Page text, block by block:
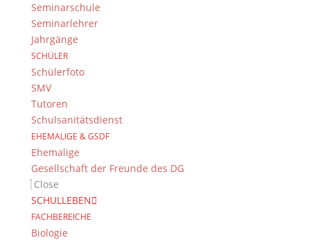
Seminarschule
Seminarlehrer
Jahrgänge
SCHÜLER
Schülerfoto
SMV
Tutoren
Schulsanitätsdienst
EHEMALIGE & GSDF
Ehemalige
Gesellschaft der Freunde des DG
Close
SCHULLEBEN
FACHBEREICHE
Biologie
Das DG
Dientzenhofer-Gymnasium Bamberg
Feldkirchenstr. 20-22
96052 Bamberg
Tel.: +49 (0) 951 93 23 90
Fax.: +49 (0) 951 93 23 92 0
E-Mail:dg@stadt.bamberg.de
Kontakt & Ansprechpartner
Senden Sie uns Ihre Nachricht.